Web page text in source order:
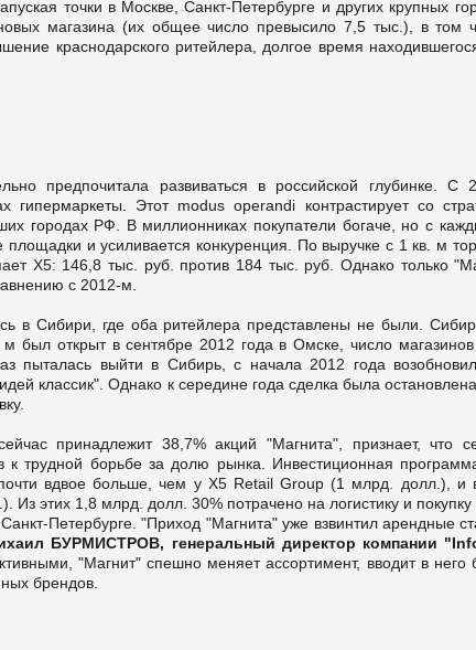
точки в Москве, Санкт-Петербурге и других крупных
магазина (их общее число превысило 7,5 тыс.), в том
краснодарского ритейлера, долгое время
предпочитала развиваться в российской глубинке. С
гипермаркеты. Этот modus operandi контрастирует со
городах РФ. В миллионниках покупатели богаче, но с
площадки и усиливается конкуренция. По выручке с 1 кв. м
Х5: 146,8 тыс. руб. против 184 тыс. руб. Однако только
с 2012-м.
в Сибири, где оба ритейлера представлены не были.
был открыт в сентябре 2012 года в Омске, число
пыталась выйти в Сибирь, с начала 2012 года
классик". Однако к середине года сделка была
принадлежит 38,7% акций "Магнита", признает, что
к трудной борьбе за долю рынка. Инвестиционная
вдвое больше, чем у X5 Retail Group (1 млрд. долл.), и
Из этих 1,8 млрд. долл. 30% потрачено на логистику и
Петербурге. "Приход "Магнита" уже взвинтил арендные
БУРМИСТРОВ, генеральный директор компании
"Магнит" спешно меняет ассортимент, вводит в него
брендов.